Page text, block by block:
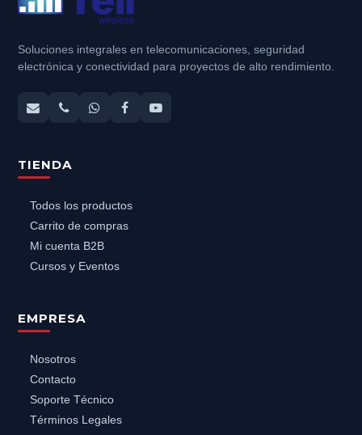
Soluciones integrales en telecomunicaciones, seguridad
electrónica y conectividad para proyectos de alto rendimiento.
TIENDA
Todos los productos
Carrito de compras
Mi cuenta B2B
Cursos y Eventos
EMPRESA
Nosotros
Contacto
Soporte Técnico
Términos Legales